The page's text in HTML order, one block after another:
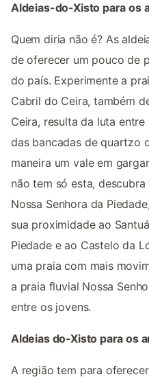
Aldeias-do-Xisto para os
Quem diria não é? As
de oferecer um pouco de
do país. Experimente a
Cabril do Ceira, também
Ceira, resulta da luta
das bancadas de quartzo
maneira um vale em
não tem só esta,
Nossa Senhora da
sua proximidade ao
Piedade e ao Castelo da
uma praia com mais
a praia fluvial Nossa
entre os jovens.
Aldeias do-Xisto para os
A região tem para